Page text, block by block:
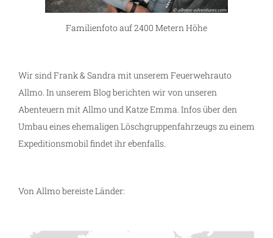
Familienfoto auf 2400 Metern Höhe
Wir sind Frank & Sandra mit unserem Feuerwehrauto
Allmo. In unserem Blog berichten wir von unseren
Abenteuern mit Allmo und Katze Emma. Infos über den
Umbau eines ehemaligen Löschgruppenfahrzeugs zu einem
Expeditionsmobil findet ihr ebenfalls.
Von Allmo bereiste Länder: